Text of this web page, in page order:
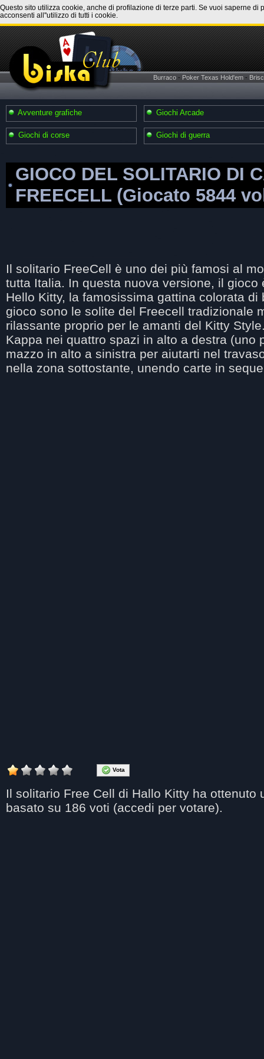
Questo sito utilizza cookie, anche di profilazione di terze parti. Se vuoi saperne
acconsenti all''utilizzo di tutti i cookie.
Burraco - Poker Texas Hold'em -
Avventure grafiche Giochi Arcade
Giochi di corse Giochi di guerra
GIOCO DEL SOLITARIO DI
FREECELL (Giocato 5844
Il solitario FreeCell è uno dei più famosi al
tutta Italia. In questa nuova versione, il
Hello Kitty, la famosissima gattina colorata
gioco sono le solite del Freecell tradizionale
rilassante proprio per le amanti del Kitty
Kappa nei quattro spazi in alto a destra (uno
mazzo in alto a sinistra per aiutarti nel
nella zona sottostante, unendo carte in
Vota
Il solitario Free Cell di Hallo Kitty ha ottenuto
basato su 186 voti (accedi per votare).